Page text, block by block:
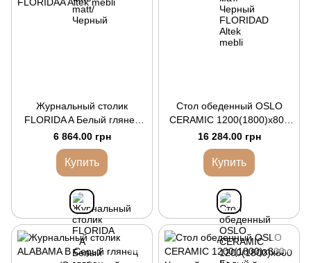
Журнальный столик
FLORIDA A Белый глянец
мрамора/Черный
6 864.00 грн
Купить
Стол обеденный OSLO
CERAMIC 1200(1800)x800
Белый глянец/Черный
16 284.00 грн
Купить